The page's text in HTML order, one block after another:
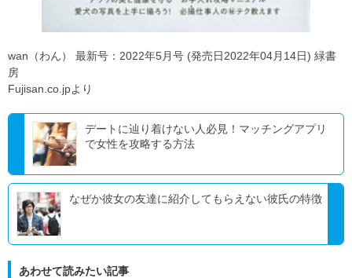
wan（わん） 最新号：2022年5月号 (発売日2022年04月14日) 緑書
房
Fujisan.co.jpより
デートに辿り着けない人必見！マッチングアプリ
で女性を攻略する方法
なぜか彼女の友達に紹介してもらえない彼氏の特徴
あわせて読みたい記事